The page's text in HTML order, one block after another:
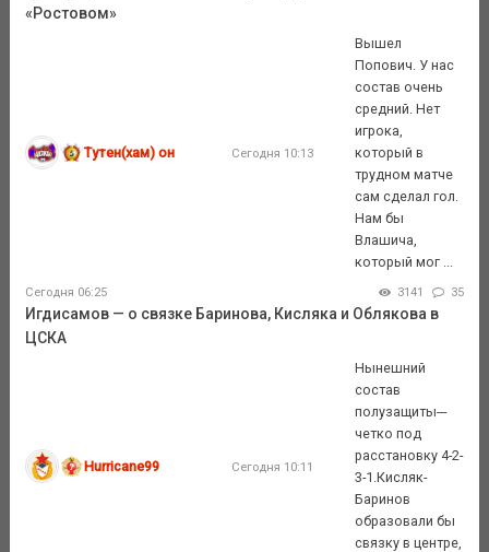
«Ростовом»
Тутен(хам) он Сегодня 10:13
Вышел
Попович. У нас
состав очень
средний. Нет
игрока,
который в
трудном матче
сам сделал гол.
Нам бы
Влашича,
который мог ...
Сегодня 06:25 3141 35
Игдисамов — о связке Баринова, Кисляка и Облякова в
ЦСКА
Hurricane99 Сегодня 10:11
Нынешний
состав
полузащиты---
четко под
расстановку 4-2-
3-1.Кисляк-
Баринов
образовали бы
связку в центре,